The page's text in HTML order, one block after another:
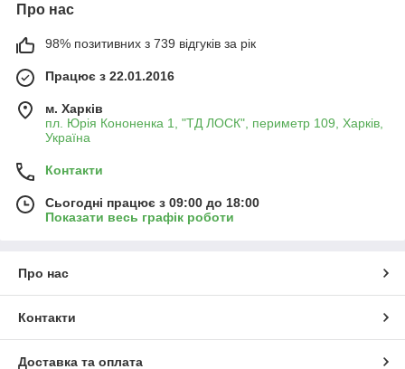
Про нас
98% позитивних з 739 відгуків за рік
Працює з 22.01.2016
м. Харків
пл. Юрія Кононенка 1, "ТД ЛОСК", периметр 109, Харків,
Україна
Контакти
Сьогодні працює з 09:00 до 18:00
Показати весь графік роботи
Про нас
Контакти
Доставка та оплата